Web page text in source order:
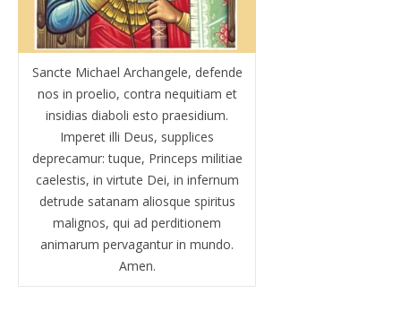
Sancte Michael Archangele, defende
nos in proelio, contra nequitiam et
insidias diaboli esto praesidium.
Imperet illi Deus, supplices
deprecamur: tuque, Princeps militiae
caelestis, in virtute Dei, in infernum
detrude satanam aliosque spiritus
malignos, qui ad perditionem
animarum pervagantur in mundo.
Amen.